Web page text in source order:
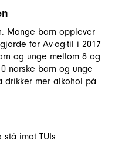
Mange barn opplever
for Av-og-til i 2017
og unge mellom 8 og
norske barn og unge
drikker mer alkohol på
imot TUIs